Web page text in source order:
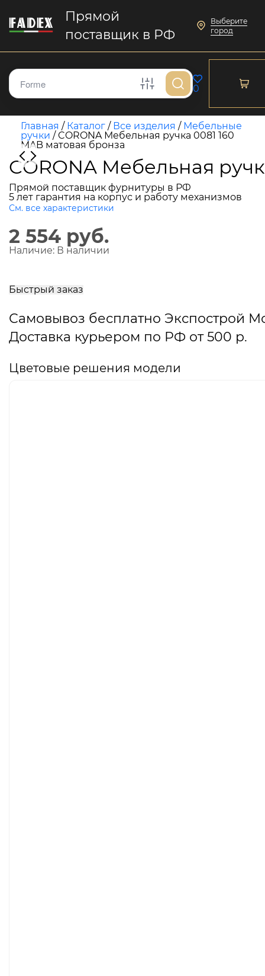
Прямой
поставщик в РФ
Выберите
город
0
Главная / Каталог / Все изделия / Мебельные
ручки /CORONA Мебельная ручка 0081 160
MAB матовая бронза
CORONA Мебельная
Прямой поставщик фурнитуры в РФ
5 лет гарантия на корпус и работу механизмов
См. все характеристики
2 554 руб.
Наличие: В наличии
Быстрый заказ
Самовывоз бесплатно Экспострой
Доставка курьером по РФ от 500 р.
Цветовые решения модели